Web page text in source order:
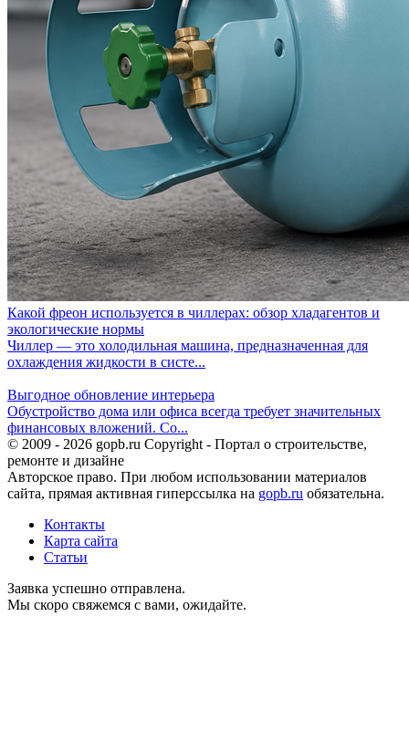
Какой фреон используется в чиллерах: обзор хладагентов и
экологические нормы
Чиллер — это холодильная машина, предназначенная для
охлаждения жидкости в систе...
Выгодное обновление интерьера
Обустройство дома или офиса всегда требует значительных
финансовых вложений. Со...
© 2009 - 2026 gopb.ru Copyright - Портал о строительстве,
ремонте и дизайне
Авторское право. При любом использовании материалов
сайта, прямая активная гиперссылка на gopb.ru обязательна.
Контакты
Карта сайта
Статьи
Заявка успешно отправлена.
Мы скоро свяжемся с вами, ожидайте.